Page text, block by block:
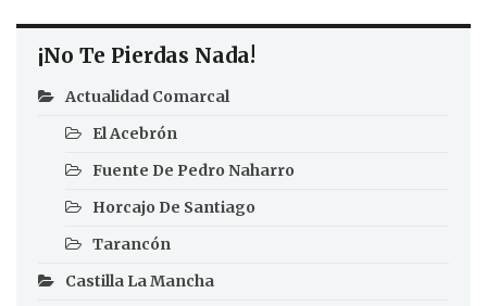
¡No Te Pierdas Nada!
Actualidad Comarcal
El Acebrón
Fuente De Pedro Naharro
Horcajo De Santiago
Tarancón
Castilla La Mancha